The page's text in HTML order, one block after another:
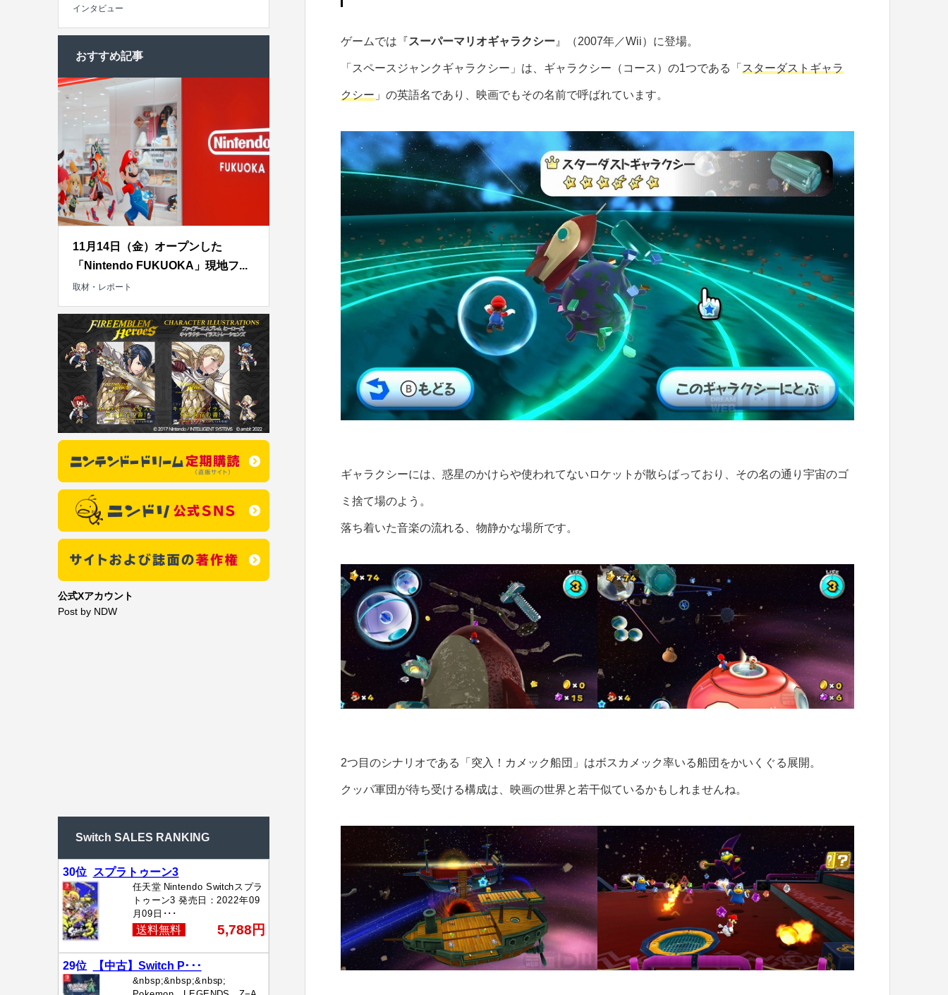
ゲームでは『スーパーマリオギャラクシー』（2007年／Wii）に登場。
「スペースジャンクギャラクシー」は、ギャラクシー（コース）の1つである「 スターダストギャラ
クシー 」の英語名であり、映画でもその名前で呼ばれています。
ギャラクシーには、惑星のかけらや使われてないロケットが散らばっており、その名の通り宇宙のゴ
ミ捨て場のよう。
落ち着いた音楽の流れる、物静かな場所です。
2つ目のシナリオである「突入！カメック船団」はボスカメック率いる船団をかいくぐる展開。
クッパ軍団が待ち受ける構成は、映画の世界と若干似ているかもしれませんね。
インタビュー
おすすめ記事
11月14日（金）オープンした
「Nintendo FUKUOKA」現地フ...
取材・レポート
公式Xアカウント
Post by NDW
Switch SALES RANKING